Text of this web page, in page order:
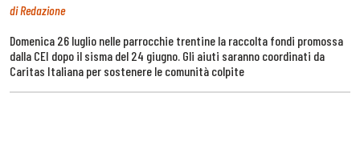
di Redazione
Domenica 26 luglio nelle parrocchie trentine la raccolta fondi promossa
dalla CEI dopo il sisma del 24 giugno. Gli aiuti saranno coordinati da
Caritas Italiana per sostenere le comunità colpite